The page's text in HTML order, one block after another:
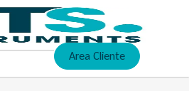
Area Cliente